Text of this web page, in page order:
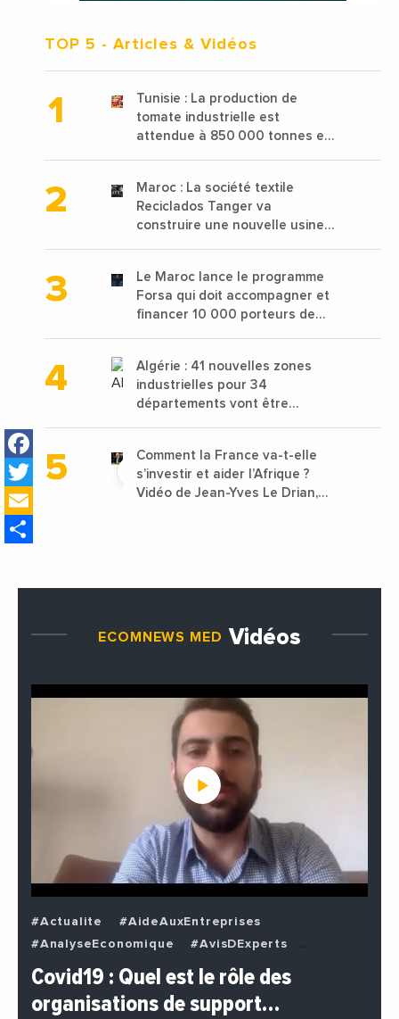
Facebook
Twitter
TOP 5 - Articles & Vidéos
Tunisie : La production de
tomate industrielle est
attendue à 850 000 tonnes en
Maroc : La société textile
Reciclados Tanger va
construire une nouvelle usine
Le Maroc lance le programme
Forsa qui doit accompagner et
financer 10 000 porteurs de
Algérie : 41 nouvelles zones
industrielles pour 34
départements vont être
Comment la France va-t-elle
s’investir et aider l’Afrique ?
Vidéo de Jean-Yves Le Drian,
ECOMNEWS MED Vidéos
#Actualite
#AideAuxEntreprises
#AnalyseEconomique
#AvisDExperts
#BuzzNews
#Decideurs
#EchangesMediterraneens
#EnDirectDe
#Entreprises
#Institutions
Covid19 : Quel est le rôle des
organisations de support…